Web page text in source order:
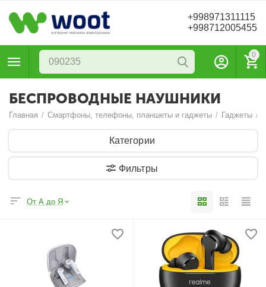
+998971311115
+998712005455
0
БЕСПРОВОДНЫЕ НАУШНИКИ
Главная / Смартфоны, телефоны, планшеты и гаджеты / Гаджеты /
Категории
Фильтры
От А до Я